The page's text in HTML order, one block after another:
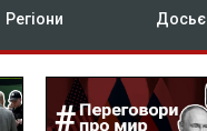
Регіони Досьє